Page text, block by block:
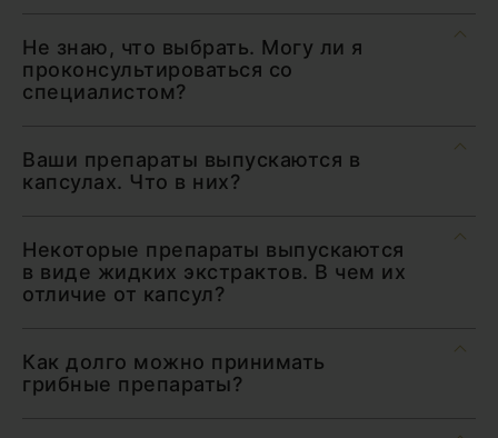
Не знаю, что выбрать. Могу ли я
проконсультироваться со
специалистом?
Ваши препараты выпускаются в
капсулах. Что в них?
Некоторые препараты выпускаются
в виде жидких экстрактов. В чем их
отличие от капсул?
Как долго можно принимать
грибные препараты?